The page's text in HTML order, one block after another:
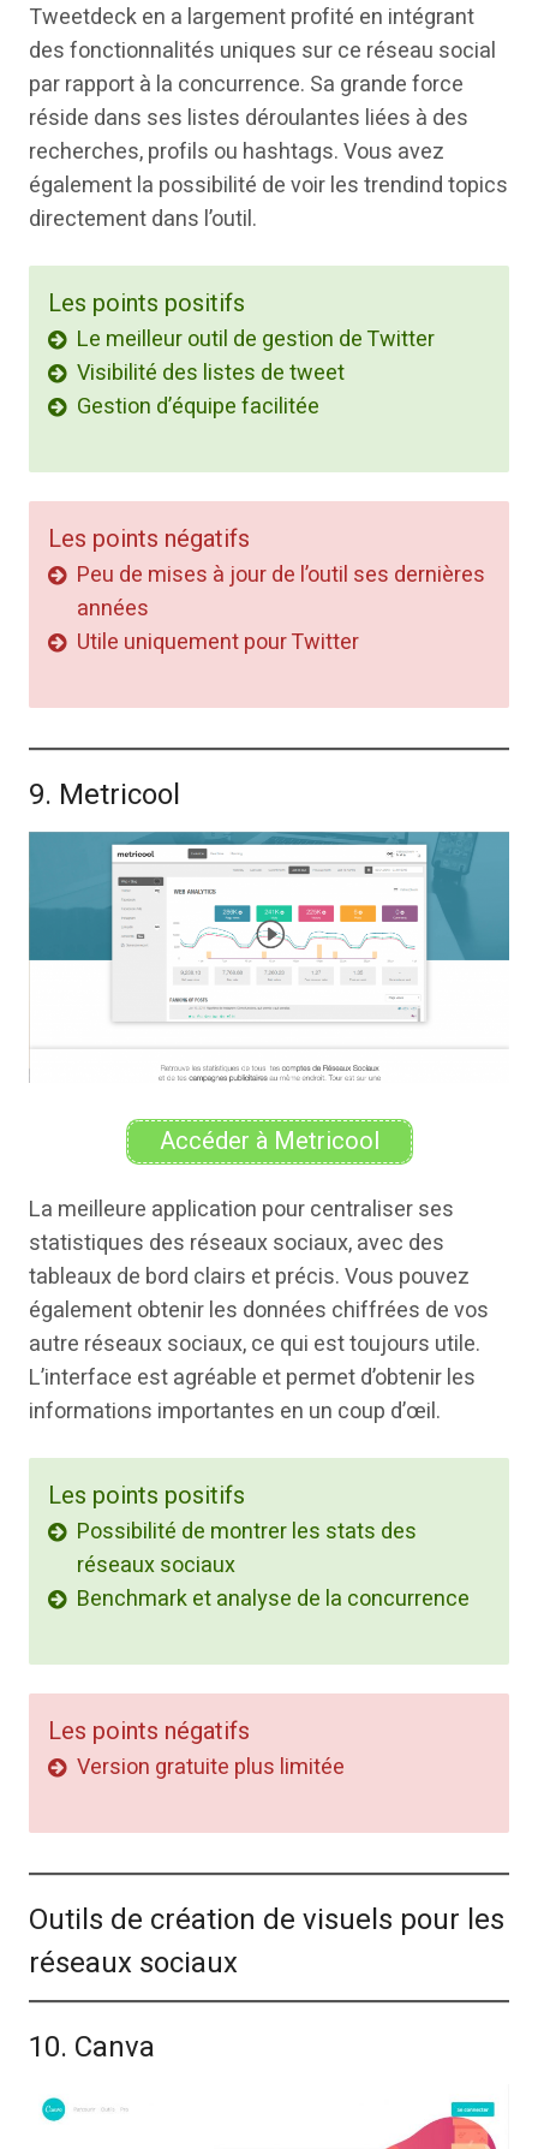
Tweetdeck en a largement profité en intégrant
des fonctionnalités uniques sur ce réseau social
par rapport à la concurrence. Sa grande force
réside dans ses listes déroulantes liées à des
recherches, profils ou hashtags. Vous avez
également la possibilité de voir les trendind topics
directement dans l’outil.
Les points positifs
Le meilleur outil de gestion de Twitter
Visibilité des listes de tweet
Gestion d’équipe facilitée
Les points négatifs
Peu de mises à jour de l’outil ses dernières
années
Utile uniquement pour Twitter
9. Metricool
Accéder à Metricool
La meilleure application pour centraliser ses
statistiques des réseaux sociaux, avec des
tableaux de bord clairs et précis. Vous pouvez
également obtenir les données chiffrées de vos
autre réseaux sociaux, ce qui est toujours utile.
L’interface est agréable et permet d’obtenir les
informations importantes en un coup d’œil.
Les points positifs
Possibilité de montrer les stats des
réseaux sociaux
Benchmark et analyse de la concurrence
Les points négatifs
Version gratuite plus limitée
Outils de création de visuels pour les
réseaux sociaux
10. Canva